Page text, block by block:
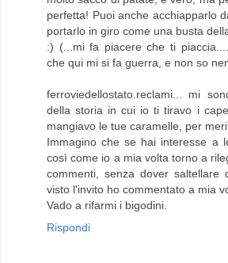
perfetta! Puoi anche acchiapparlo
portarlo in giro come una busta
:) (...mi fa piacere che ti
che qui mi si fa guerra, e non so
ferroviedellostato.reclami... mi
della storia in cui io ti tiravo i
mangiavo le tue caramelle, per
Immagino che se hai interesse a
così come io a mia volta torno a
commenti, senza dover
visto l'invito ho commentato a mia
Vado a rifarmi i bigodini.
Rispondi